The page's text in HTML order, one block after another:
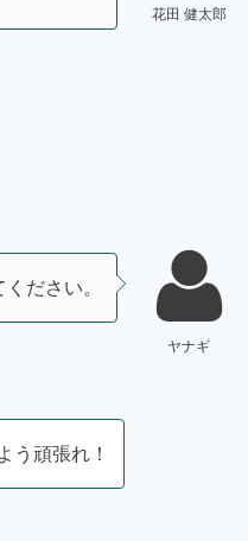
花田 健太郎
ヤナギ
ださい。
う頑張れ！